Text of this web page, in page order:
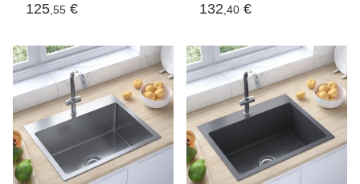
125,55 € 132,40 €